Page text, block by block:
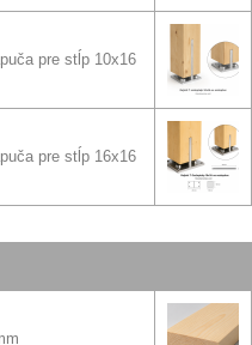
pre stĺp 10x16
pre stĺp 16x16